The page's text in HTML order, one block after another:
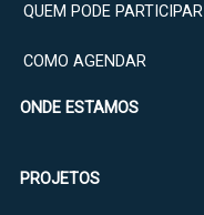
QUEM PODE PARTICIPAR
COMO AGENDAR
ONDE ESTAMOS
PROJETOS